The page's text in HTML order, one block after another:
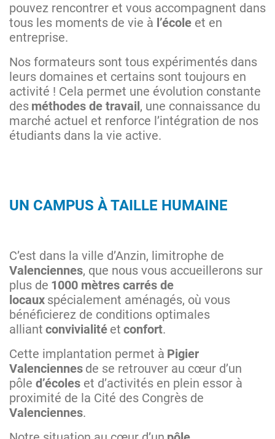
pouvez rencontrer et vous accompagnent dans
tous les moments de vie à l’école et en
entreprise.
Nos formateurs sont tous expérimentés dans
leurs domaines et certains sont toujours en
activité ! Cela permet une évolution constante
des méthodes de travail, une connaissance du
marché actuel et renforce l’intégration de nos
étudiants dans la vie active.
UN CAMPUS À TAILLE HUMAINE
C’est dans la ville d’Anzin, limitrophe de
Valenciennes, que nous vous accueillerons sur
plus de 1000 mètres carrés de
locaux spécialement aménagés, où vous
bénéficierez de conditions optimales
alliant convivialité et confort.
Cette implantation permet à Pigier
Valenciennes de se retrouver au cœur d’un
pôle d’écoles et d’activités en plein essor à
proximité de la Cité des Congrès de
Valenciennes.